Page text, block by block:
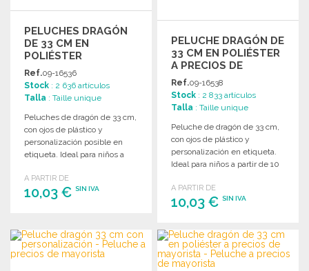
PELUCHES DRAGÓN
DE 33 CM EN
POLIÉSTER
Ref.09-16536
Stock : 2 636 artículos
Talla : Taille unique
Peluches de dragón de 33 cm,
con ojos de plástico y
personalización posible en
etiqueta. Ideal para niños a
A PARTIR DE
10,03 € SIN IVA
Solicitar un presupuesto
PELUCHE DRAGÓN DE
33 CM EN POLIÉSTER
A PRECIOS DE
MAYORISTA
Ref.09-16538
Stock : 2 833 artículos
Talla : Taille unique
Peluche de dragón de 33 cm,
con ojos de plástico y
personalización en etiqueta.
Ideal para niños a partir de 10
A PARTIR DE
10,03 €SIN IVA
PEDIR
Solicitar un presupuesto